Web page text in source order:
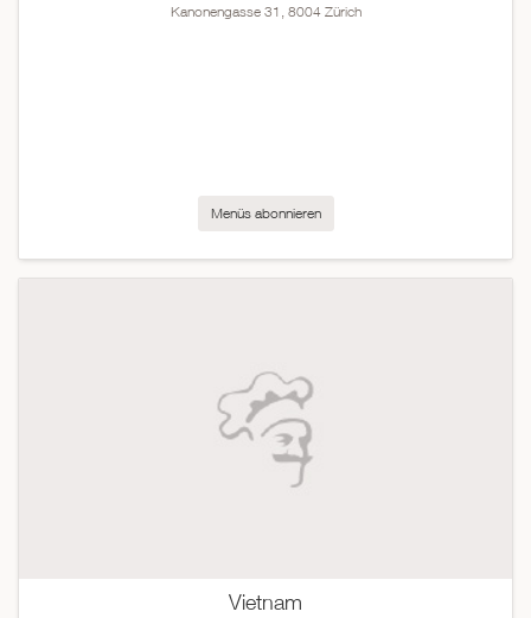
Kanonengasse 31, 8004 Zürich
Menüs abonnieren
Vietnam